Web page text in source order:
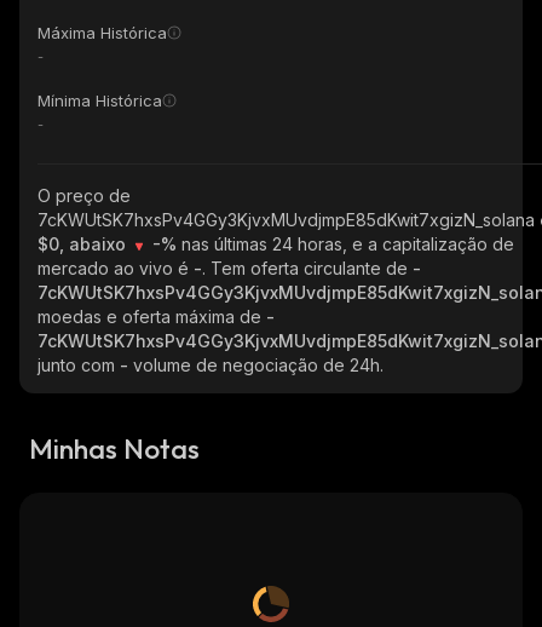
Máxima Histórica
-
Mínima Histórica
-
O preço de
7cKWUtSK7hxsPv4GGy3KjvxMUvdjmpE85dKwit7xgizN_solana
$0, abaixo
-% nas últimas 24 horas, e a capitalização de
mercado ao vivo é -. Tem oferta circulante de -
moedas e oferta máxima de -
junto com - volume de negociação de 24h.
Minhas Notas